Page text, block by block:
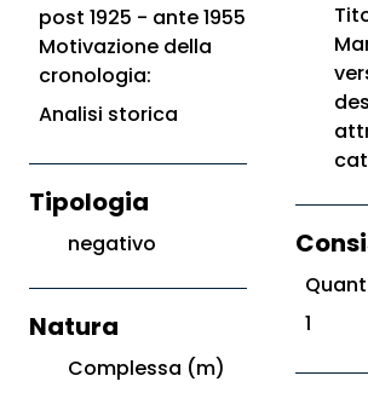
post 1925 - ante 1955
Motivazione della
cronologia:
Analisi storica
Tipologia
negativo
Natura
Complessa (m)
1